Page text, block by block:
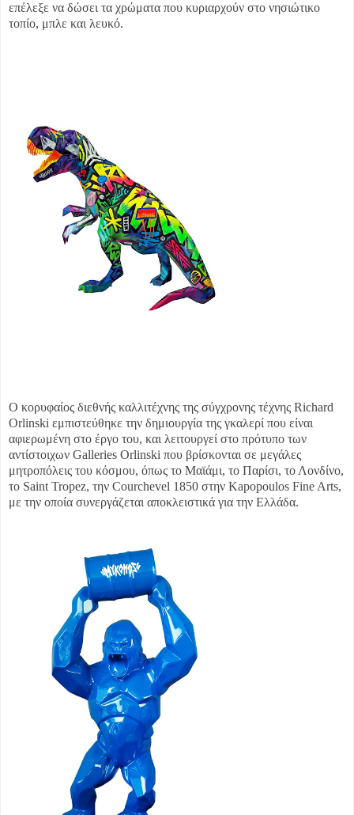
επέλεξε να δώσει τα χρώματα που κυριαρχούν στο νησιώτικο
τοπίο, μπλε και λευκό.
Ο κορυφαίος διεθνής καλλιτέχνης της σύγχρονης τέχνης Richard
Orlinski εμπιστεύθηκε την δημιουργία της γκαλερί που είναι
αφιερωμένη στο έργο του, και λειτουργεί στο πρότυπο των
αντίστοιχων Galleries Orlinski που βρίσκονται σε μεγάλες
μητροπόλεις του κόσμου, όπως το Μαϊάμι, το Παρίσι, το Λονδίνο,
το Saint Tropez, την Courchevel 1850 στην Kapopoulos Fine Arts,
με την οποία συνεργάζεται αποκλειστικά για την Ελλάδα.